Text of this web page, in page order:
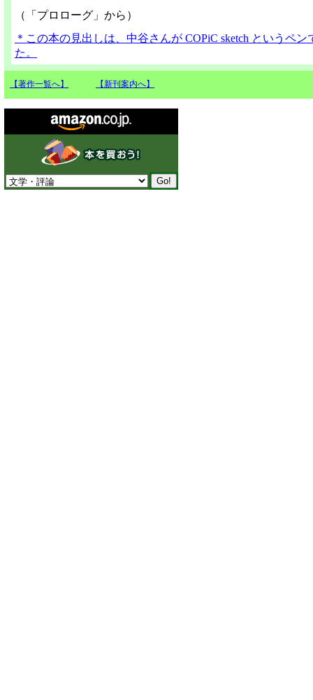
（「プロローグ」から）
＊この本の見出しは、中谷さんが COPiC sketch というペン
た。
【著作一覧へ】 【新刊案内へ】